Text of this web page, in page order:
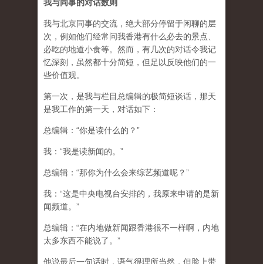
我与同事的对话数则
我与北京同事的交流，绝大部分停留于闲聊的层
次，例如他们经常问我香港有什么必去的景点、
必吃的地道小食等。然而，有几次的对话令我记
忆深刻，虽然都十分简短，但足以反映他们的一
些价值观。
第一次，是我与栏目总编辑的极简短谈话，那天
是我工作的第一天，对话如下：
总编辑：“你是读什么的？”
我：“我是读新闻的。”
总编辑：“那你为什么会来综艺频道呢？”
我：“这是中央电视台安排的，我原来申请的是新
闻频道。”
总编辑：“在内地做新闻跟香港很不一样啊，内地
太多东西不能说了。”
他说最后一句话时，语气很理所当然，但脸上带